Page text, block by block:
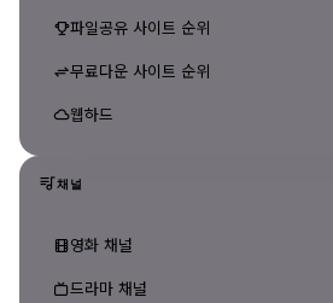
파일공유 사이트 순위
무료다운 사이트 순위
웹하드
채널
영화 채널
드라마 채널